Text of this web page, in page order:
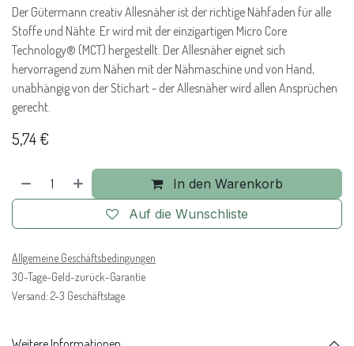
Der Gütermann creativ Allesnäher ist der richtige Nähfaden für alle
Stoffe und Nähte. Er wird mit der einzigartigen Micro Core
Technology® (MCT) hergestellt. Der Allesnäher eignet sich
hervorragend zum Nähen mit der Nähmaschine und von Hand,
unabhängig von der Stichart - der Allesnäher wird allen Ansprüchen
gerecht.
5,74€
In den Warenkorb
Auf die Wunschliste
Allgemeine Geschäftsbedingungen
30-Tage-Geld-zurück-Garantie
Versand: 2-3 Geschäftstage